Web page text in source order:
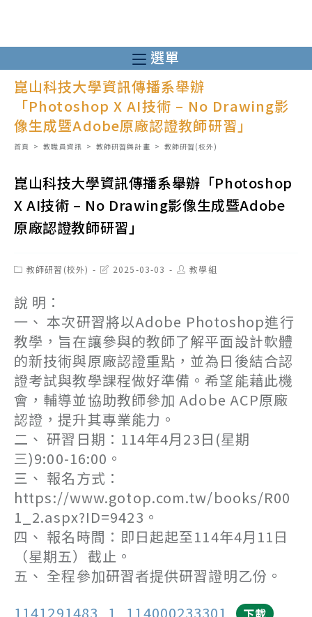
至
主
容
選單
崑山科技大學資訊傳播系舉辦
「Photoshop X AI技術 – No Drawing影
像生成暨Adobe原廠認證教師研習」
首頁 > 教職員資訊 > 教師研習與計畫 > 教師研習(校外)
崑山科技大學資訊傳播系舉辦「Photoshop
X AI技術 – No Drawing影像生成暨Adobe
原廠認證教師研習」
Post教師研習(校外)
Post2025-03-03
Post教學組
說 明：
一、 本次研習將以Adobe Photoshop進行
教學，旨在讓參與的教師了解平面設計軟體
的新技術與原廠認證重點，並為日後結合認
證考試與教學課程做好準備。希望能藉此機
會，輔導並協助教師參加 Adobe ACP原廠
認證，提升其專業能力。
二、 研習日期：114年4月23日(星期
三)9:00-16:00。
三、 報名方式：
https://www.gotop.com.tw/books/R00
1_2.aspx?ID=9423。
四、 報名時間：即日起起至114年4月11日
（星期五）截止。
五、 全程參加研習者提供研習證明乙份。
1141291483_1_114000233301
下載